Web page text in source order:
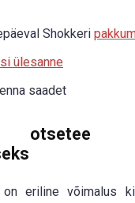
Shokkeri
ülesanne
saadet
otsetee
eriline võimalus